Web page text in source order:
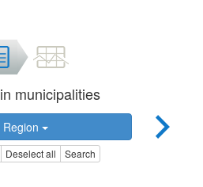
municipalities
Region
Deselect all Search